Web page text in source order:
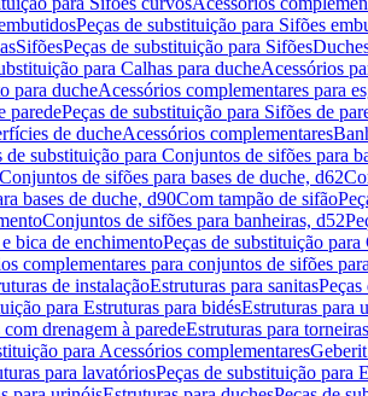
Peças de substituição para Sifões
SifõesPeças de substituição para Sifões
para Calhas para ducheAcessórios
para ducheAcessórios complementares para
paredePeças de substituição para Sifões de
de ducheAcessórios complementares
de substituição para Conjuntos de sifões para
de sifões para bases de duche, d62
bases de duche, d90Com tampão de sifão
Conjuntos de sifões para banheiras, d52
bica de enchimentoPeças de substituição
complementares para conjuntos de sifões
de instalaçãoEstruturas para sanitas
para Estruturas para bidésEstruturas para
drenagem à paredeEstruturas para torneiras
para Acessórios complementares
para lavatóriosPeças de substituição para